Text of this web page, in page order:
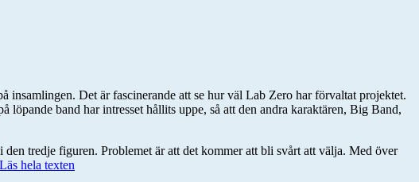
insamlingen. Det är fascinerande att se hur väl Lab Zero har förvaltat projektet.
band har intresset hållits uppe, så att den andra karaktären, Big Band,
tredje figuren. Problemet är att det kommer att bli svårt att välja. Med över
hela texten